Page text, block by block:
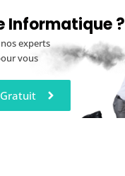
Informatique ?
experts
vous